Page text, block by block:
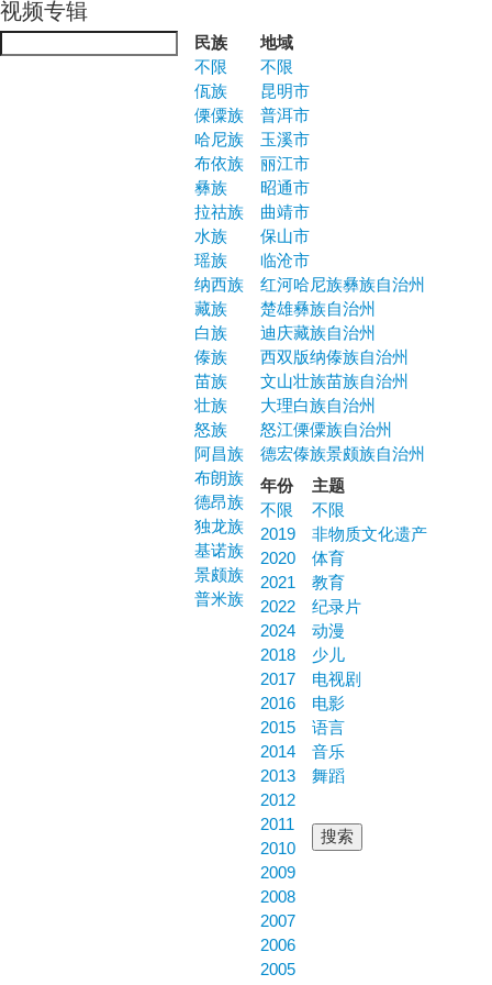
视频专辑
民族
不限
佤族
傈僳族
哈尼族
布依族
彝族
拉祜族
水族
瑶族
纳西族
藏族
白族
傣族
苗族
壮族
怒族
阿昌族
布朗族
德昂族
独龙族
基诺族
景颇族
普米族
地域
不限
昆明市
普洱市
玉溪市
丽江市
昭通市
曲靖市
保山市
临沧市
红河哈尼族彝族自治州
楚雄彝族自治州
迪庆藏族自治州
西双版纳傣族自治州
文山壮族苗族自治州
大理白族自治州
怒江傈僳族自治州
德宏傣族景颇族自治州
年份
不限
2019
2020
2021
2022
2024
2018
2017
2016
2015
2014
2013
2012
2011
2010
2009
2008
2007
2006
2005
主题
不限
非物质文化遗产
体育
教育
纪录片
动漫
少儿
电视剧
电影
语言
音乐
舞蹈